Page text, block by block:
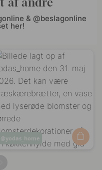
& @beslagonline
her!
Opslag
af
yodas_home